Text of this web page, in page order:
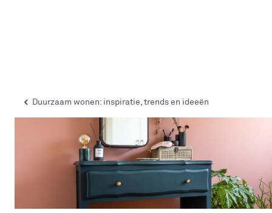
Duurzaam wonen: inspiratie, trends en ideeën